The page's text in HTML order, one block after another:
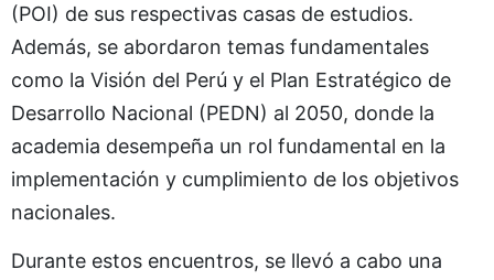
(POI) de sus respectivas casas de estudios.
Además, se abordaron temas fundamentales
como la Visión del Perú y el Plan Estratégico de
Desarrollo Nacional (PEDN) al 2050, donde la
academia desempeña un rol fundamental en la
implementación y cumplimiento de los objetivos
nacionales.
Durante estos encuentros, se llevó a cabo una